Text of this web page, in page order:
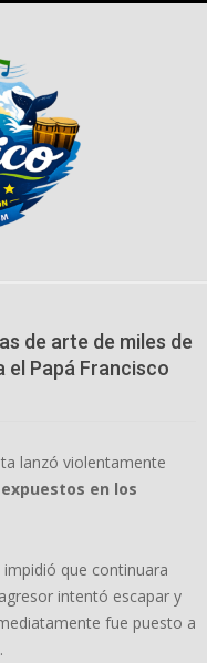
de arte de miles de
el Papá Francisco
lanzó violentamente
en los
que continuara
intentó escapar y
fue puesto a